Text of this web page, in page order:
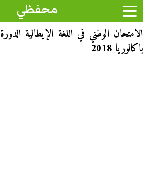
محفظي
الامتحان الوطني في اللغة الإيطالية
باكالوريا 2018